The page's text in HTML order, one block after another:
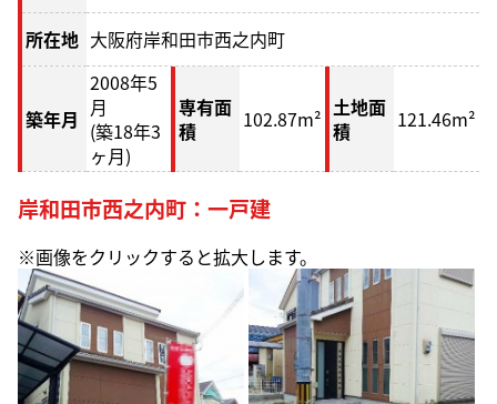
所在地 大阪府岸和田市西之内町
築年月
2008年5
月
(築18年3
ヶ月)
専有面
積
102.87m² 土地面
積
121.46m²
岸和田市西之内町：一戸建
※画像をクリックすると拡大します。